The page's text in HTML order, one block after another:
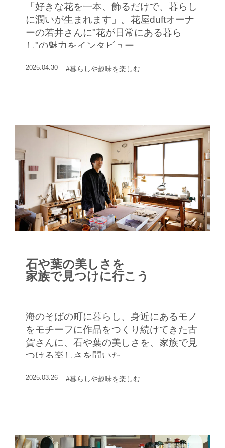
「好きな花を一本、飾るだけで、暮らし
に潤いが生まれます」。花屋duftオーナ
ーの若井さんに"花が日常にある暮ら
し"の魅力をインタビュー
2025.04.30 #暮らしや趣味を楽しむ
石や葉の美しさを
家族で見つけに行こう
海のそばの町に暮らし、身近にあるモノ
をモチーフに作品をつくり続けてきた古
賀さんに、石や葉の美しさを、家族で見
つける楽しさを聞いた
2025.03.26 #暮らしや趣味を楽しむ